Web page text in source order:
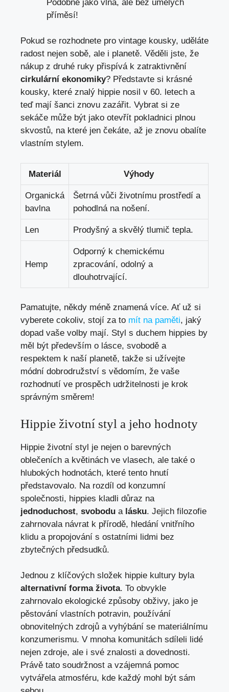
Podobně ⁤jako vlna, ale bez umělých
příměsí!
Pokud se rozhodnete pro vintage ⁣kousky, uděláte
radost nejen sobě, ale i planetě. Věděli jste, že
nákup z druhé ⁣ruky přispívá k zatraktivnění‍
cirkulární ekonomiky? Představte si⁢ krásné
kousky,⁣ které znalý hippie⁣ nosil⁤ v ⁣60.‌ letech a
teď mají šanci znovu zazářit.​ Vybrat si ⁤ze
sekáče může být jako⁣ otevřít pokladnici plnou
skvostů, na které⁣ jen čekáte, až je⁣ znovu obalíte
vlastním stylem.
Materiál Výhody
Organická⁣
bavlna
Šetrná vůči životnímu ⁣prostředí a
pohodlná na ⁤nošení.
Len Prodyšný a ⁢skvělý tlumič tepla.
Hemp
Odporný‌ k chemickému
zpracování, odolný a ​
dlouhotrvající.
Pamatujte, někdy méně⁤ znamená ⁢více.​ Ať už si
vyberete cokoliv, stojí⁣ za to mít‌ na paměti, jaký
⁢dopad vaše volby mají.⁣ Styl ‍s duchem hippies⁣ by
měl⁣ být především o lásce, svobodě a
respektem k naší planetě, takže si užívejte
módní dobrodružství ​s vědomím,⁢ že vaše
rozhodnutí⁤ ve prospěch udržitelnosti je krok
správným‍ směrem!
Hippie životní styl a ⁣jeho ⁢hodnoty
Hippie životní styl je nejen o barevných
oblečeních a květinách ve​ vlasech,‌ ale také⁣ o
hlubokých hodnotách, které tento hnutí
představovalo. Na rozdíl od konzumní
společnosti, hippies kladli důraz na ‍
jednoduchost,⁤ svobodu a⁢ lásku.‍ Jejich filozofie
zahrnovala návrat k přírodě, hledání vnitřního
klidu a propojování s ostatními lidmi ⁤bez
⁢zbytečných předsudků.
Jednou z klíčových složek hippie kultury⁤ byla
alternativní ⁢forma života. To obvykle
zahrnovalo ekologické ‍způsoby obživy,‌ jako​ je
pěstování vlastních potravin,⁢ používání
obnovitelných zdrojů a vyhýbání⁣ se⁢ materiálnímu
konzumerismu. V mnoha komunitách ⁣sdíleli lidé ​
nejen zdroje, ale i své​ znalosti a ⁣dovednosti.
Právě tato‌ soudržnost a vzájemná pomoc
vytvářela atmosféru, kde každý mohl být ​sám